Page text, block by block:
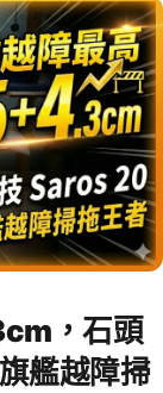
，石頭
艦越障掃